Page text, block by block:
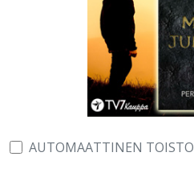
AUTOMAATTINEN TOISTO